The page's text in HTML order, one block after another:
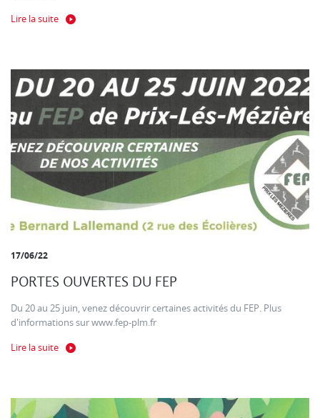
Lire la suite
17/06/22
PORTES OUVERTES DU FEP
Du 20 au 25 juin, venez découvrir certaines activités du FEP. Plus
d'informations sur www.fep-plm.fr
Lire la suite